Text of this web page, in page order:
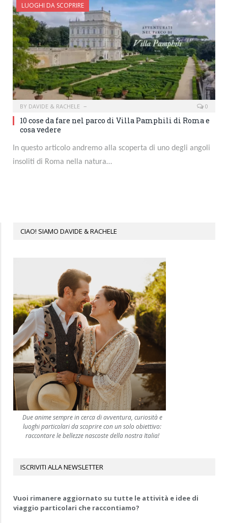
LUOGHI DA SCOPRIRE
BY DAVIDE & RACHELE 0
10 cose da fare nel parco di Villa Pamphili di Roma e
cosa vedere
In questo articolo andremo alla scoperta di uno degli angoli
insoliti di Roma nella natura…
CIAO! SIAMO DAVIDE & RACHELE
Due anime sempre in cerca di avventura, curiosità e
luoghi particolari da scoprire con un solo obiettivo:
raccontare le bellezze nascoste della nostra Italia!
ISCRIVITI ALLA NEWSLETTER
Vuoi rimanere aggiornato su tutte le attività e idee di
viaggio particolari che raccontiamo?